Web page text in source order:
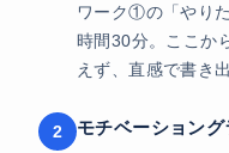
ワーク①の「やり
時間30分。ここか
えず、直感で書き
モチベーショング